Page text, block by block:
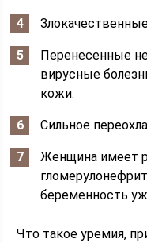
Перенесенные
вирусные
кожи.
Сильное
Женщина имеет
беременность
Что такое уремия,